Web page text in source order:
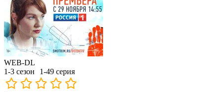
WEB-DL
1-3 сезон
1-49 серия